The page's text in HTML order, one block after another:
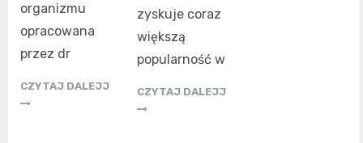
organizmu
opracowana
przez dr
CZYTAJ DALEJJ
zyskuje coraz
większą
popularność w
CZYTAJ DALEJJ